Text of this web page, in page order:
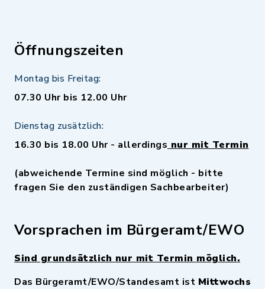
Öffnungszeiten
Montag bis Freitag:
07.30 Uhr bis 12.00 Uhr
Dienstag zusätzlich:
16.30 bis 18.00 Uhr - allerdings nur mit Termin
(abweichende Termine sind möglich - bitte
fragen Sie den zuständigen Sachbearbeiter)
Vorsprachen im Bürgeramt/EWO
Sind grundsätzlich nur mit Termin möglich.
Das Bürgeramt/EWO/Standesamt ist Mittwochs